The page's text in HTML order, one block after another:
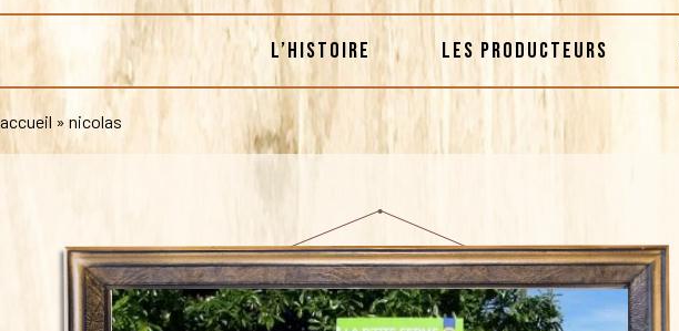
L’HISTOIRE LES PRODUCTEURS
accueil »nicolas